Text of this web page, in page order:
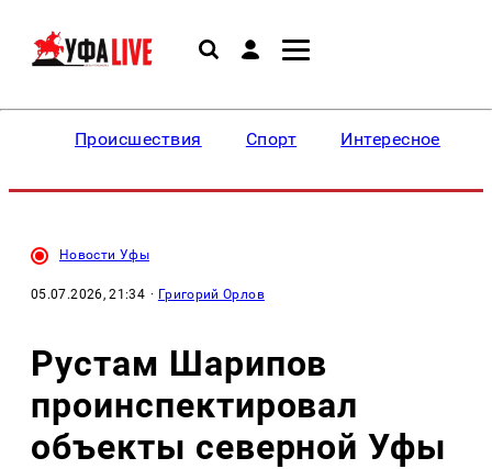
Происшествия Спорт Интересное
Новости Уфы
05.07.2026, 21:34 · Григорий Орлов
Рустам Шарипов
проинспектировал
объекты северной Уфы